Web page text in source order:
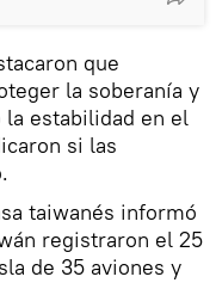
que
la soberanía y
la estabilidad en el
si las
taiwanés informó
registraron el 25
de 35 aviones y